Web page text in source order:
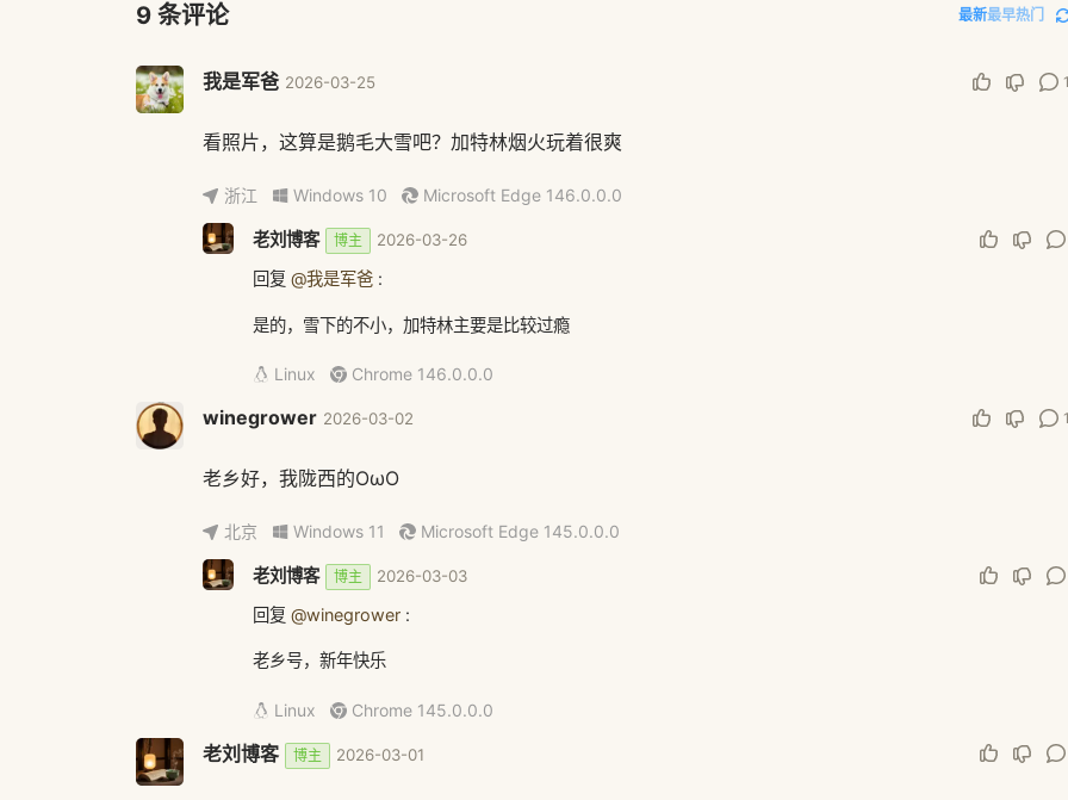
9 条评论 最新最早热门
我是军爸 2026-03-25
看照片，这算是鹅毛大雪吧？加特林烟火玩着很爽
浙江 Windows 10 Microsoft Edge 146.0.0.0
老刘博客 博主 2026-03-26
回复 @我是军爸:
是的，雪下的不小，加特林主要是比较过瘾
Linux Chrome 146.0.0.0
winegrower 2026-03-02
老乡好，我陇西的OωO
北京 Windows 11 Microsoft Edge 145.0.0.0
老刘博客 博主 2026-03-03
回复 @winegrower:
老乡号，新年快乐
Linux Chrome 145.0.0.0
老刘博客 博主 2026-03-01